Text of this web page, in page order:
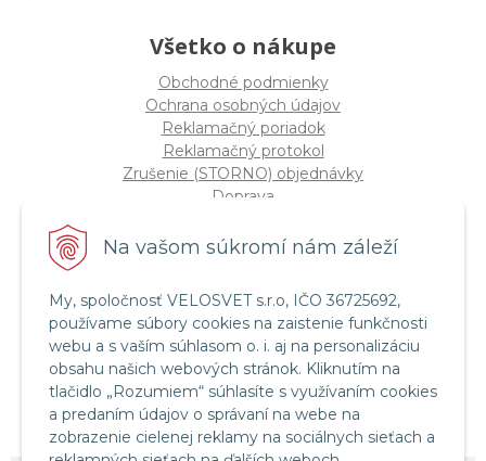
Na vašom súkromí nám záleží
My, spoločnosť VELOSVET s.r.o, IČO 36725692,
používame súbory cookies na zaistenie funkčnosti
webu a s vaším súhlasom o. i. aj na personalizáciu
obsahu našich webových stránok. Kliknutím na
tlačidlo „Rozumiem“ súhlasíte s využívaním cookies
a predaním údajov o správaní na webe na
zobrazenie cielenej reklamy na sociálnych sieťach a
Všetko o nákupe
Obchodné podmienky
Ochrana osobných údajov
Reklamačný poriadok
Reklamačný protokol
Zrušenie (STORNO) objednávky
Doprava
Štatút súťaže "Vianoce 2025"
Servis a služby
Servis bicyklov a elektrobicyklov
Retül Bike Fit
Instagram Velosvet
Facebook Velosvet